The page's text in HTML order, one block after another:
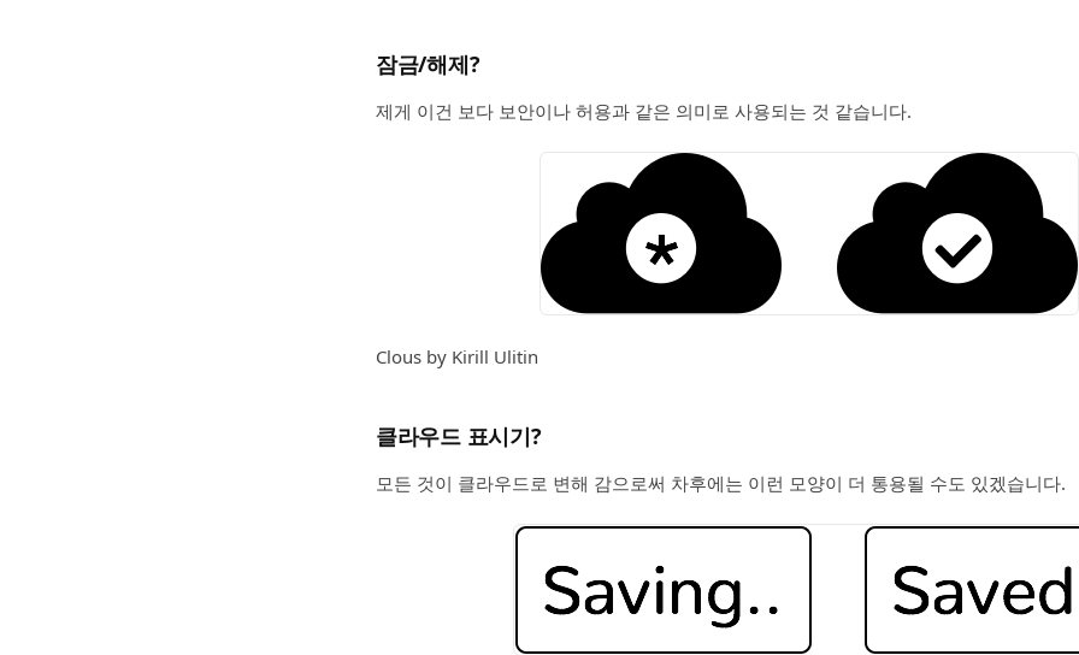
잠금/해제?
제게 이건 보다 보안이나 허용과 같은 의미로 사용되는 것 같습니다.
Clous by Kirill Ulitin
클라우드 표시기?
모든 것이 클라우드로 변해 감으로써 차후에는 이런 모양이 더 통용될 수도 있겠습니다.